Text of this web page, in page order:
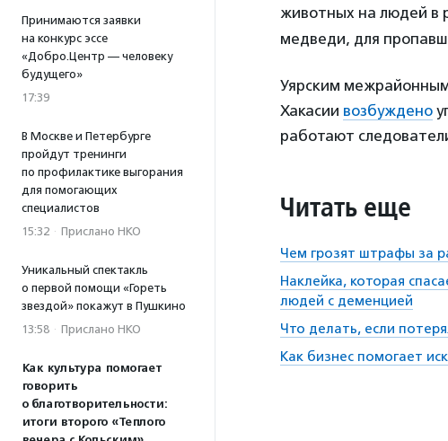
Принимаются заявки
на конкурс эссе
«Добро.Центр — человеку
будущего»
17:39
В Москве и Петербурге
пройдут тренинги
по профилактике выгорания
для помогающих
специалистов
15:32 · Прислано НКО
Уникальный спектакль
о первой помощи «Гореть
звездой» покажут в Пушкино
13:58 · Прислано НКО
Как культура помогает
говорить
о благотворительности:
итоги второго «Теплого
животных на людей в
медведи, для
Уярским
Хакасии возбуждено
работают
Читать еще
Чем грозят штрафы за
Наклейка, которая
людей с деменцией
Что делать, если
Как бизнес помогает